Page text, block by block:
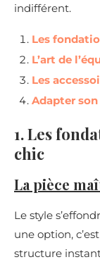
indifférent.
Les
L’art de
Les
Adapter
1. Les
chic
La pièce
Le style
une option, c’est
structure